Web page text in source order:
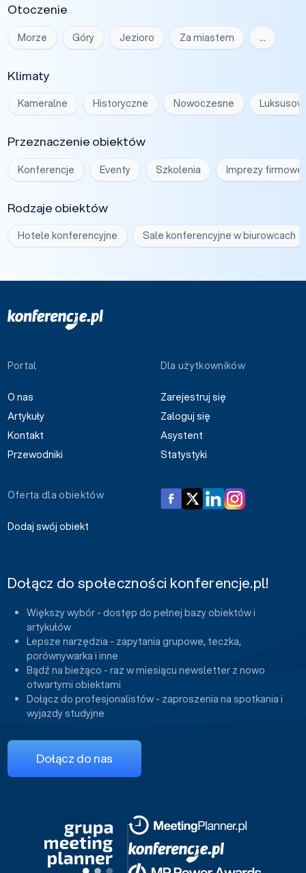
Otoczenie
Morze Góry Jezioro Za miastem …
Klimaty
Kameralne Historyczne Nowoczesne
Przeznaczenie obiektów
Konferencje Eventy Szkolenia Imprezy firmowe
Rodzaje obiektów
Hotele konferencyjne Sale konferencyjne w biurowcach
Portal
O nas
Artykuły
Kontakt
Przewodniki
Dla użytkowników
Zarejestruj się
Zaloguj się
Asystent
Statystyki
Oferta dla obiektów
Dodaj swój obiekt
Dołącz do społeczności konferencje.pl!
Większy wybór - dostęp do pełnej bazy obiektów i
artykułów
Lepsze narzędzia - zapytania grupowe, teczka,
porównywarka i inne
Bądź na bieżąco - raz w miesiącu newsletter z nowo
otwartymi obiektami
Dołącz do profesjonalistów - zaproszenia na spotkania i
wyjazdy studyjne
Dołącz do nas